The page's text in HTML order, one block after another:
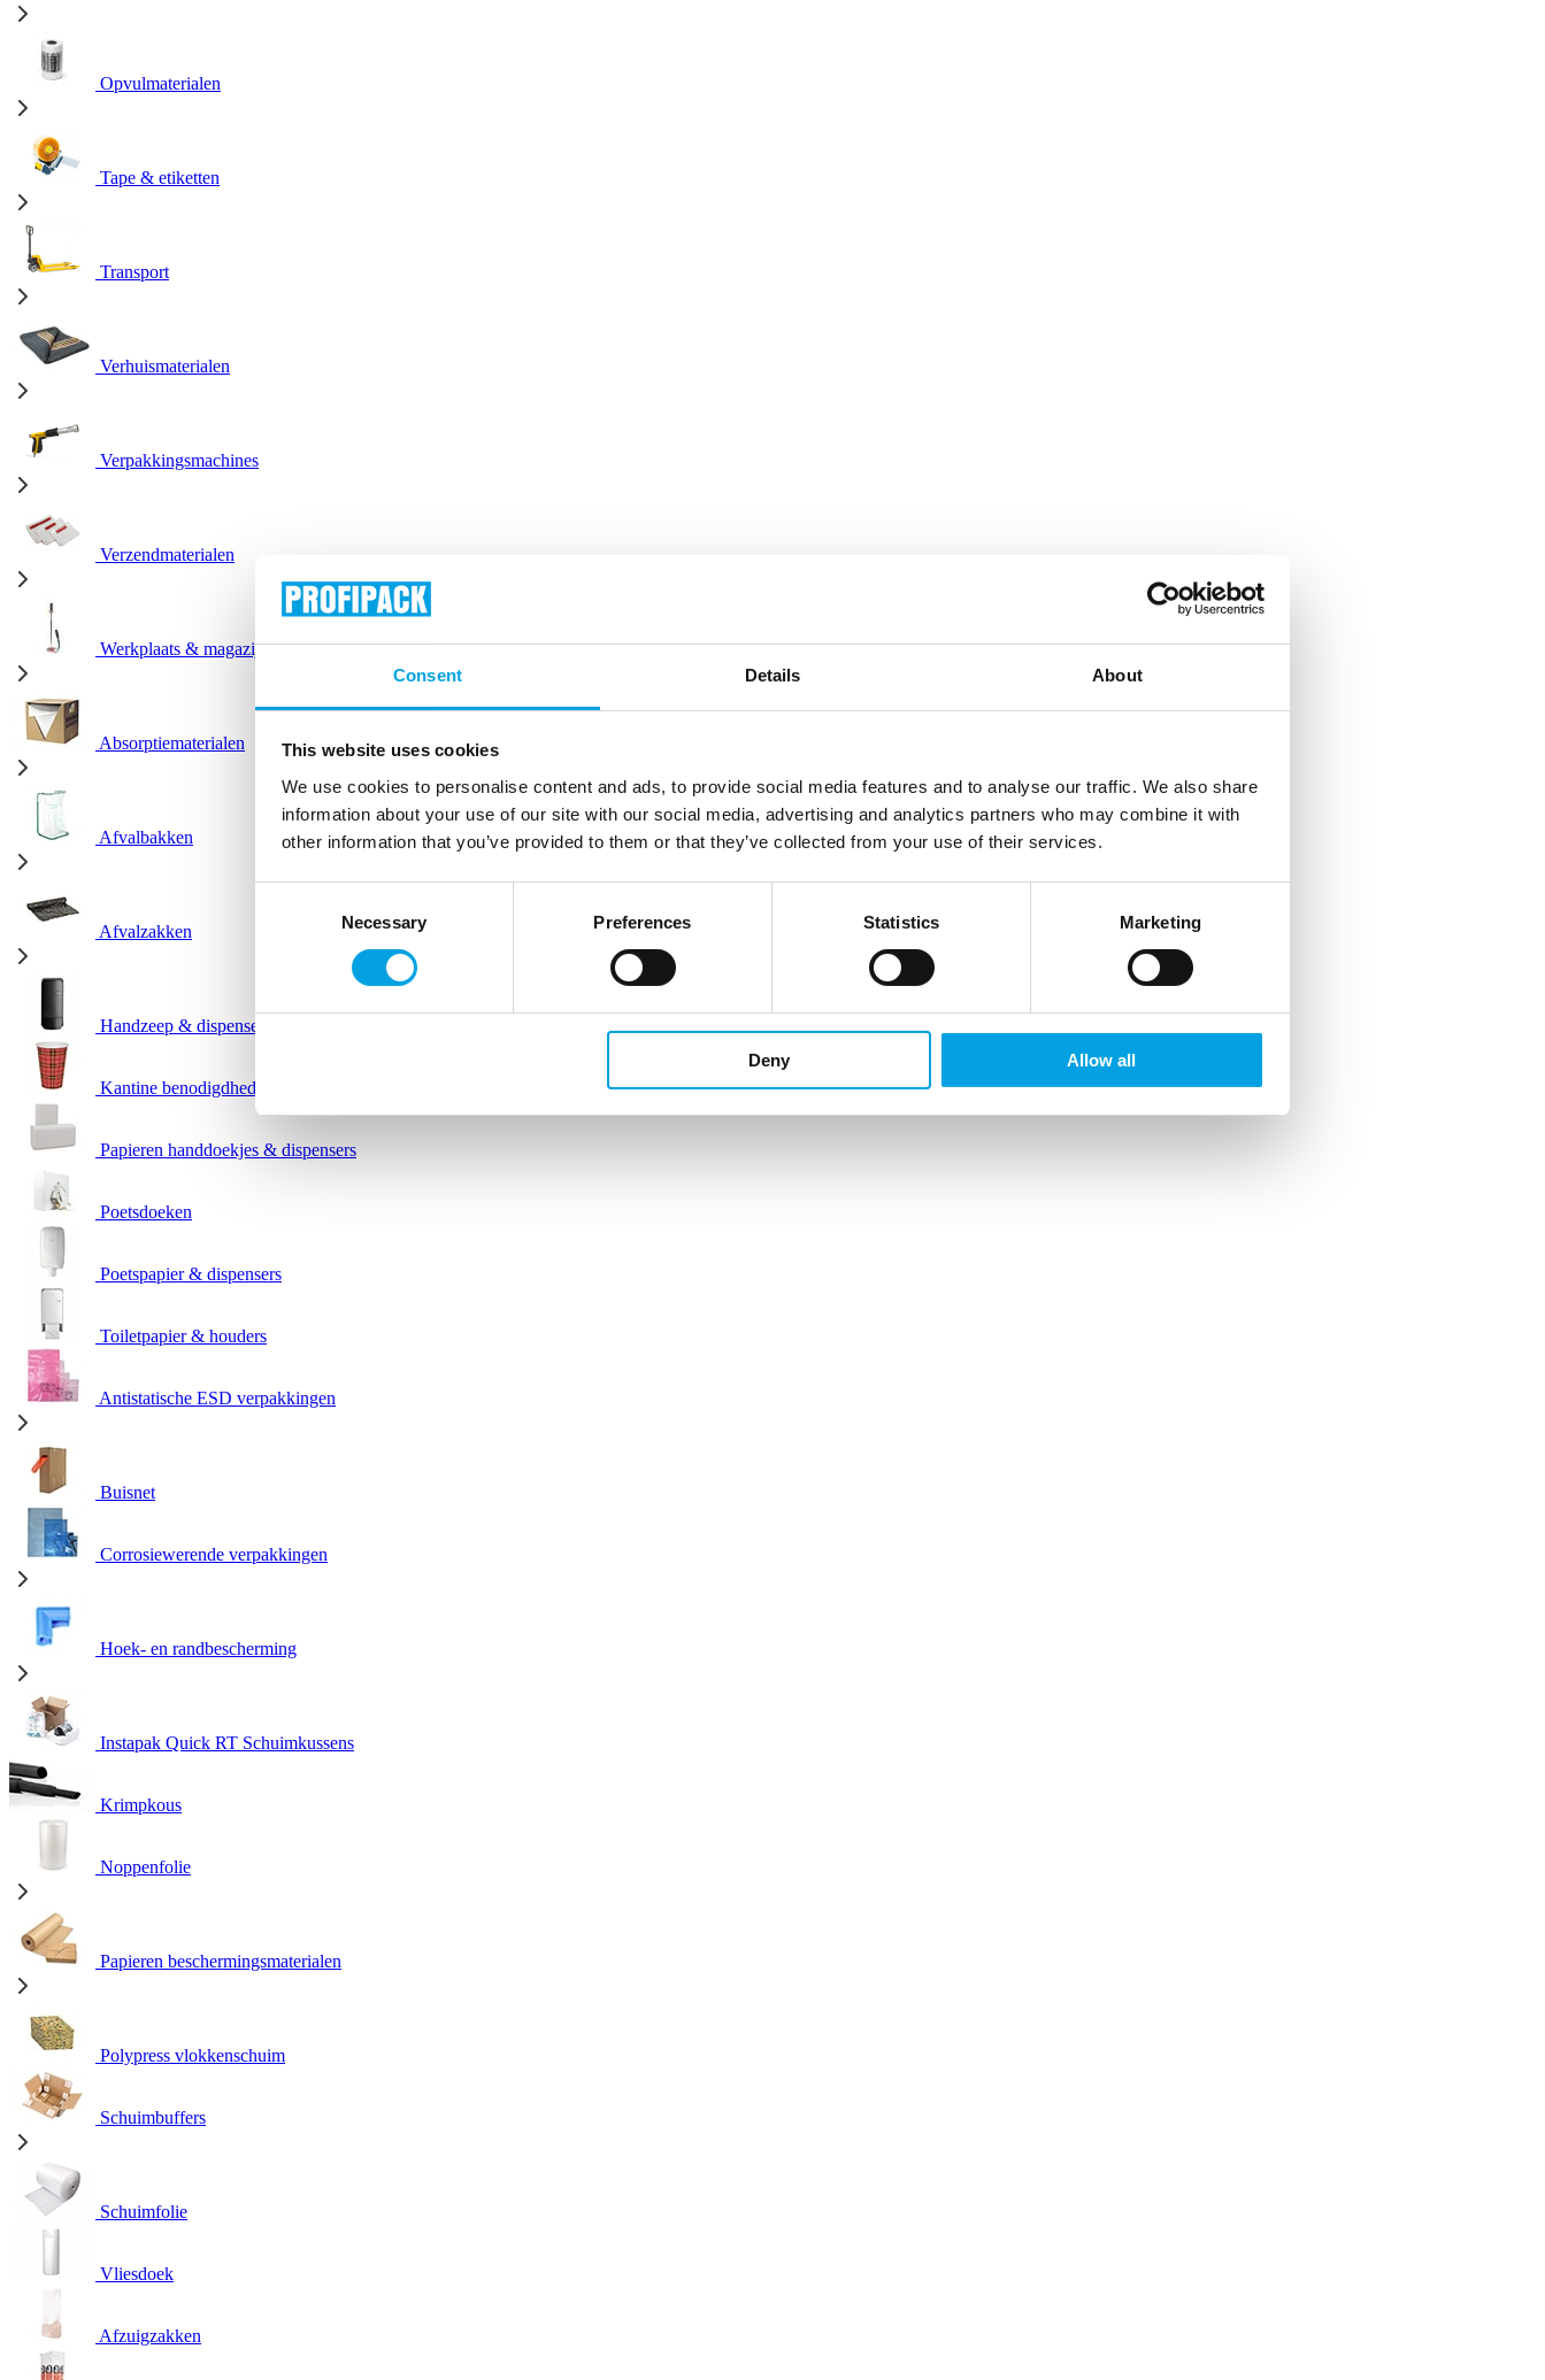
Consent Details About
This website uses cookies
We use cookies to personalise content and ads, to provide social media features and to analyse our traffic. We also share
information about your use of our site with our social media, advertising and analytics partners who may combine it with
other information that you’ve provided to them or that they’ve collected from your use of their services.
Necessary Preferences Statistics Marketing
Deny Allow all
Opvulmaterialen
Tape & etiketten
Transport
Verhuismaterialen
Verpakkingsmachines
Verzendmaterialen
Werkplaats & magazijn
Absorptiematerialen
Afvalbakken
Afvalzakken
Handzeep & dispensers
Kantine benodigdheden
Papieren handdoekjes & dispensers
Poetsdoeken
Poetspapier & dispensers
Toiletpapier & houders
Antistatische ESD verpakkingen
Buisnet
Corrosiewerende verpakkingen
Hoek- en randbescherming
Instapak Quick RT Schuimkussens
Krimpkous
Noppenfolie
Papieren beschermingsmaterialen
Polypress vlokkenschuim
Schuimbuffers
Schuimfolie
Vliesdoek
Afzuigzakken